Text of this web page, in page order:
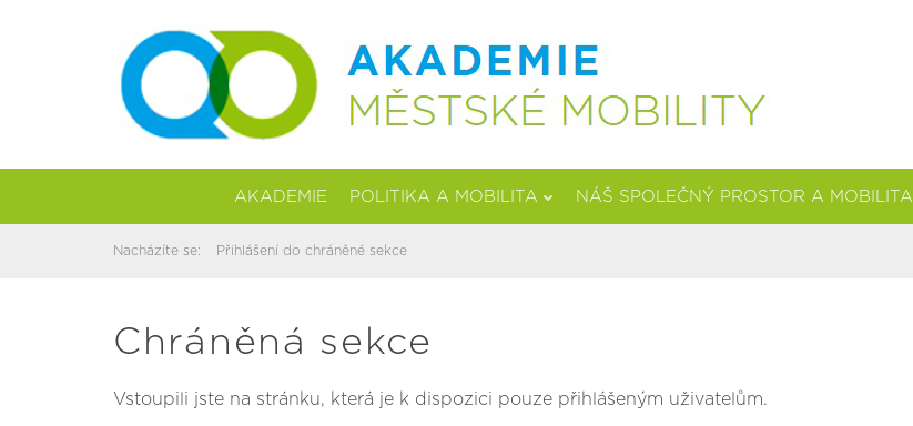
AKADEMIE POLITIKA A MOBILITA NÁŠ SPOLEČNÝ PROSTOR A MOBILITA
Nacházíte se: Přihlášení do chráněné sekce
Chráněná sekce
Vstoupili jste na stránku, která je k dispozici pouze přihlášeným uživatelům.